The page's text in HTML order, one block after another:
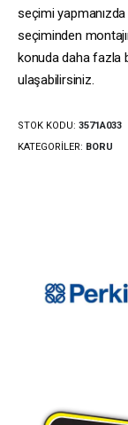
seçimi
seçiminden
konuda daha fazla
ulaşabilirsiniz.
STOK KODU: 3571A033
KATEGORILER: BORU